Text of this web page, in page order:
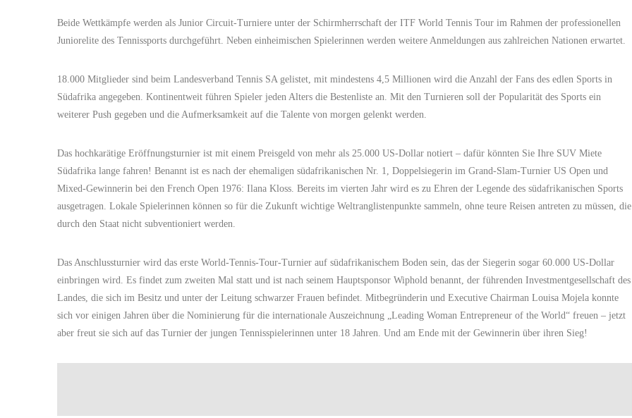
Beide Wettkämpfe werden als Junior Circuit-Turniere unter der Schirmherrschaft der ITF World Tennis Tour im Rahmen der professionellen
Juniorelite des Tennissports durchgeführt. Neben einheimischen Spielerinnen werden weitere Anmeldungen aus zahlreichen Nationen erwartet.
18.000 Mitglieder sind beim Landesverband Tennis SA gelistet, mit mindestens 4,5 Millionen wird die Anzahl der Fans des edlen Sports in
Südafrika angegeben. Kontinentweit führen Spieler jeden Alters die Bestenliste an. Mit den Turnieren soll der Popularität des Sports ein
weiterer Push gegeben und die Aufmerksamkeit auf die Talente von morgen gelenkt werden.
Das hochkarätige Eröffnungsturnier ist mit einem Preisgeld von mehr als 25.000 US-Dollar notiert – dafür könnten Sie Ihre SUV Miete
Südafrika lange fahren! Benannt ist es nach der ehemaligen südafrikanischen Nr. 1, Doppelsiegerin im Grand-Slam-Turnier US Open und
Mixed-Gewinnerin bei den French Open 1976: Ilana Kloss. Bereits im vierten Jahr wird es zu Ehren der Legende des südafrikanischen Sports
ausgetragen. Lokale Spielerinnen können so für die Zukunft wichtige Weltranglistenpunkte sammeln, ohne teure Reisen antreten zu müssen, die
durch den Staat nicht subventioniert werden.
Das Anschlussturnier wird das erste World-Tennis-Tour-Turnier auf südafrikanischem Boden sein, das der Siegerin sogar 60.000 US-Dollar
einbringen wird. Es findet zum zweiten Mal statt und ist nach seinem Hauptsponsor Wiphold benannt, der führenden Investmentgesellschaft des
Landes, die sich im Besitz und unter der Leitung schwarzer Frauen befindet. Mitbegründerin und Executive Chairman Louisa Mojela konnte
sich vor einigen Jahren über die Nominierung für die internationale Auszeichnung „Leading Woman Entrepreneur of the World“ freuen – jetzt
aber freut sie sich auf das Turnier der jungen Tennisspielerinnen unter 18 Jahren. Und am Ende mit der Gewinnerin über ihren Sieg!